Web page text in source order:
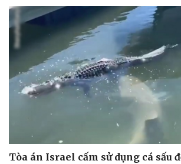
Tòa án Israel cấm sử dụng cá sấu